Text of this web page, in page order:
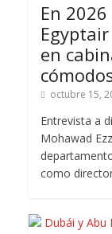
En
en
octubre 15,
Entrevista a
Mohawad
como